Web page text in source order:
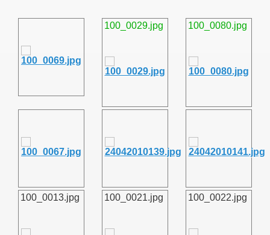
100_0029.jpg 100_0080.jpg
100_0013.jpg 100_0021.jpg 100_0022.jpg